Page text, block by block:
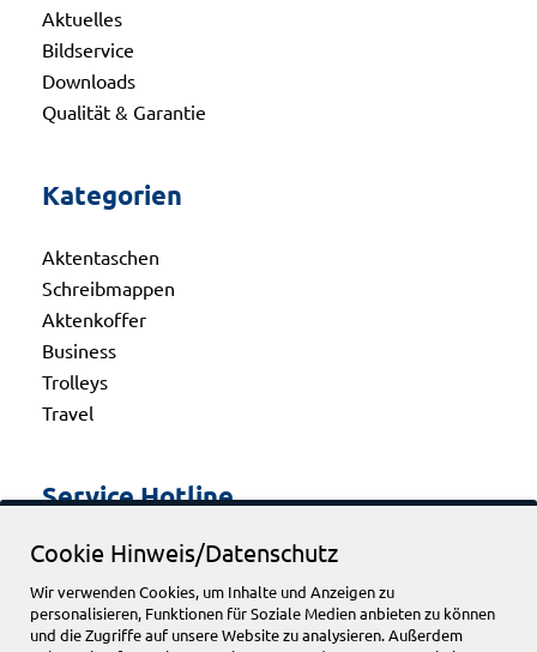
Aktuelles
Bildservice
Downloads
Qualität & Garantie
Kategorien
Aktentaschen
Schreibmappen
Aktenkoffer
Business
Trolleys
Travel
Service Hotline
Telefonische Unterstützung und Beratung unter:
+49 2662 948540
Cookie Hinweis/Datenschutz
Wir verwenden Cookies, um Inhalte und Anzeigen zu
personalisieren, Funktionen für Soziale Medien anbieten zu können
und die Zugriffe auf unsere Website zu analysieren. Außerdem